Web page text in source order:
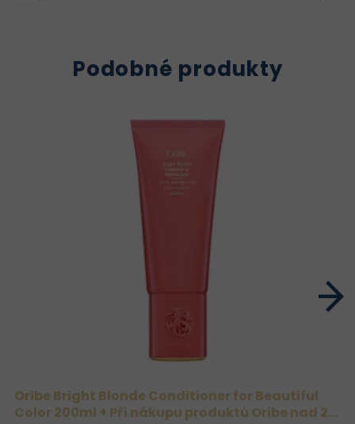
Podobné produkty
Oribe Bright Blonde Conditioner for Beautiful
Color 200ml + Při nákupu produktů Oribe nad 2